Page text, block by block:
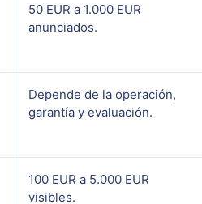
50 EUR a 1.000 EUR
anunciados.
Depende de la operación,
garantía y evaluación.
100 EUR a 5.000 EUR
visibles.